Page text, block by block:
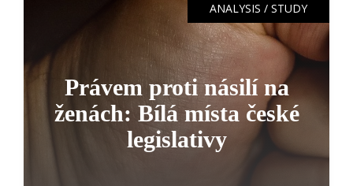
ANALYSIS / STUDY
Právem proti násilí na
ženách: Bílá místa české
legislativy